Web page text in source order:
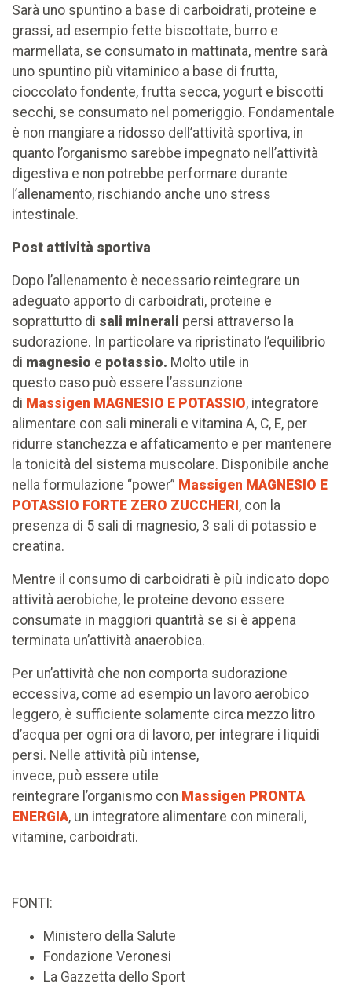
Sarà uno spuntino a base di carboidrati, proteine e
grassi, ad esempio fette biscottate, burro e
marmellata, se consumato in mattinata, mentre sarà
uno spuntino più vitaminico a base di frutta,
cioccolato fondente, frutta secca, yogurt e biscotti
secchi, se consumato nel pomeriggio. Fondamentale
è non mangiare a ridosso dell’attività sportiva, in
quanto l’organismo sarebbe impegnato nell’attività
digestiva e non potrebbe performare durante
l’allenamento, rischiando anche uno stress
intestinale.
Post attività sportiva
Dopo l’allenamento è necessario reintegrare un
adeguato apporto di carboidrati, proteine e
soprattutto di sali minerali persi attraverso la
sudorazione. In particolare va ripristinato l’equilibrio
di magnesio e potassio. Molto utile in
questo caso può essere l’assunzione
di Massigen MAGNESIO E POTASSIO, integratore
alimentare con sali minerali e vitamina A, C, E, per
ridurre stanchezza e affaticamento e per mantenere
la tonicità del sistema muscolare. Disponibile anche
nella formulazione “power” Massigen MAGNESIO E
POTASSIO FORTE ZERO ZUCCHERI , con la
presenza di 5 sali di magnesio, 3 sali di potassio e
creatina.
Mentre il consumo di carboidrati è più indicato dopo
attività aerobiche, le proteine devono essere
consumate in maggiori quantità se si è appena
terminata un’attività anaerobica.
Per un’attività che non comporta sudorazione
eccessiva, come ad esempio un lavoro aerobico
leggero, è sufficiente solamente circa mezzo litro
d’acqua per ogni ora di lavoro, per integrare i liquidi
persi. Nelle attività più intense,
invece, può essere utile
reintegrare l’organismo con Massigen PRONTA
ENERGIA, un integratore alimentare con minerali,
vitamine, carboidrati.
FONTI:
Ministero della Salute
Fondazione Veronesi
La Gazzetta dello Sport